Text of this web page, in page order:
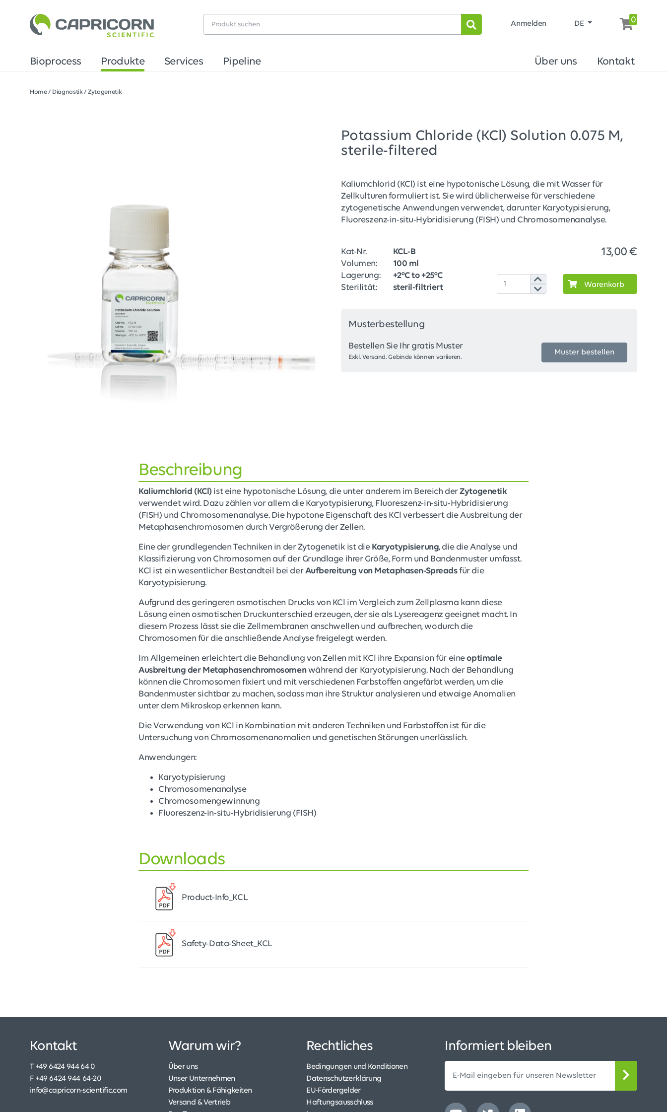
Anmelden DE 0
Bioprocess Produkte Services Pipeline Über uns Kontakt
Home/ Diagnostik/ Zytogenetik
Potassium Chloride (KCl) Solution 0.075 M,
sterile-filtered
Kaliumchlorid (KCl) ist eine hypotonische Lösung, die mit Wasser für
Zellkulturen formuliert ist. Sie wird üblicherweise für verschiedene
zytogenetische Anwendungen verwendet, darunter Karyotypisierung,
Fluoreszenz-in-situ-Hybridisierung (FISH) und Chromosomenanalyse.
Kat-Nr.
KCL-B
Volumen:
100 ml
Lagerung:
+2°C to +25°C
Sterilität:
steril-filtriert
13,00 €
Warenkorb
Musterbestellung
Bestellen Sie Ihr gratis Muster
Exkl. Versand. Gebinde können variieren.
Muster bestellen
Beschreibung
Kaliumchlorid (KCl)ist eine hypotonische Lösung, die unter anderem im Bereich derZytogenetik
verwendet wird. Dazu zählen vor allem die Karyotypisierung, Fluoreszenz-in-situ-Hybridisierung
(FISH) und Chromosomenanalyse. Die hypotone Eigenschaft des KCl verbessert die Ausbreitung der
Metaphasenchromosomen durch Vergrößerung der Zellen.
Eine der grundlegenden Techniken in der Zytogenetik ist die Karyotypisierung, die die Analyse und
Klassifizierung von Chromosomen auf der Grundlage ihrer Größe, Form und Bandenmuster umfasst.
KCl ist ein wesentlicher Bestandteil bei derAufbereitung von Metaphasen-Spreadsfür die
Karyotypisierung.
Aufgrund des geringeren osmotischen Drucks von KCl im Vergleich zum Zellplasma kann diese
Lösung einen osmotischen Druckunterschied erzeugen, der sie als Lysereagenz geeignet macht. In
diesem Prozess lässt sie die Zellmembranen anschwellen und aufbrechen, wodurch die
Chromosomen für die anschließende Analyse freigelegt werden.
Im Allgemeinen erleichtert die Behandlung von Zellen mit KCl ihre Expansion für eineoptimale
Ausbreitung der Metaphasenchromosomenwährend der Karyotypisierung. Nach der Behandlung
können die Chromosomen fixiert und mit verschiedenen Farbstoffen angefärbt werden, um die
Bandenmuster sichtbar zu machen, sodass man ihre Struktur analysieren und etwaige Anomalien
unter dem Mikroskop erkennen kann.
Die Verwendung von KCl in Kombination mit anderen Techniken und Farbstoffen ist für die
Untersuchung von Chromosomenanomalien und genetischen Störungen unerlässlich.
Anwendungen:
Karyotypisierung
Chromosomenanalyse
Chromosomengewinnung
Fluoreszenz-in-situ-Hybridisierung (FISH)
Downloads
Product-Info_KCL
Safety-Data-Sheet_KCL
Kontakt
T +49 6424 944 64 0
F +49 6424 944 64-20
info@capricorn-scientific.com
Warum wir?
Über uns
Unser Unternehmen
Produktion & Fähigkeiten
Versand & Vertrieb
Rechtliches
Bedingungen und Konditionen
Datenschutzerklärung
EU-Fördergelder
Haftungsausschluss
Informiert bleiben